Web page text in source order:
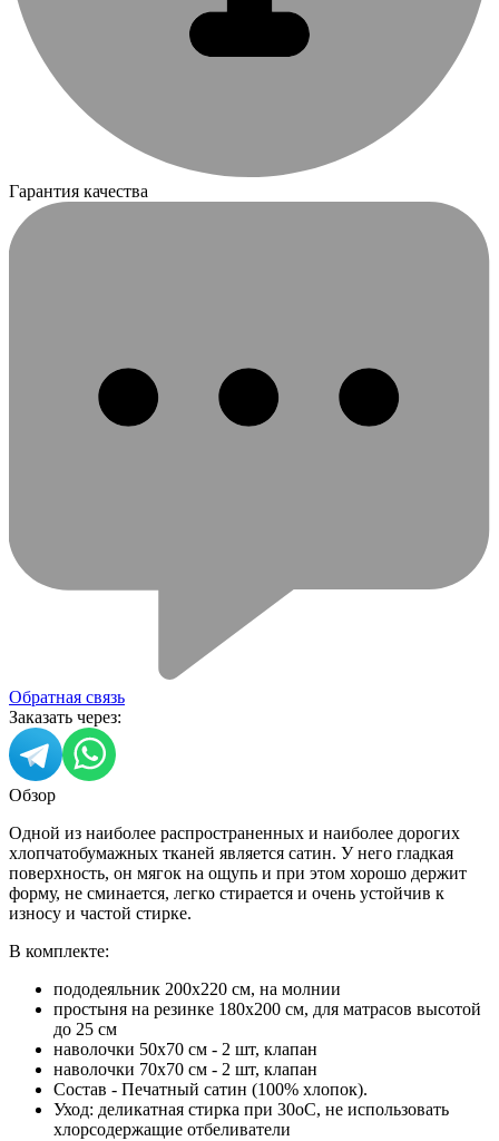
Гарантия качества
Обратная связь
Заказать через:
Обзор
Одной из наиболее распространенных и наиболее дорогих
хлопчатобумажных тканей является сатин. У него гладкая
поверхность, он мягок на ощупь и при этом хорошо держит
форму, не сминается, легко стирается и очень устойчив к
износу и частой стирке.
В комплекте:
пододеяльник 200х220 см, на молнии
простыня на резинке 180х200 см, для матрасов высотой
до 25 см
наволочки 50х70 см - 2 шт, клапан
наволочки 70х70 см - 2 шт, клапан
Состав - Печатный сатин (100% хлопок).
Уход: деликатная стирка при 30оС, не использовать
хлорсодержащие отбеливатели